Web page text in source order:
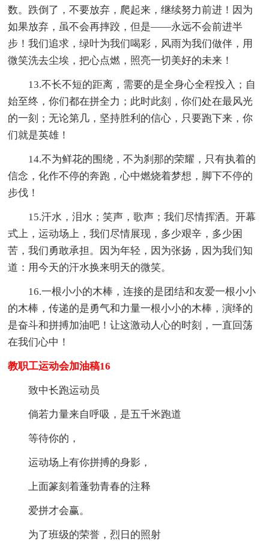
数。跌倒了，不要放弃，爬起来，继续努力前进！因为
如果放弃，虽不会再摔跤，但是——永远不会前进半
步！我们追求，绿叶为我们喝彩，风雨为我们做伴，用
微笑洗去尘埃，把心点燃，照亮一切美好的未来！
13.不长不短的距离，需要的是全身心全程投入；自
始至终，你们都在拼全力；此时此刻，你们处在最风光
的一刻；无论第几，坚持胜利的信心，只要跑下来，你
们就是英雄！
14.不为鲜花的围绕，不为刹那的荣耀，只有执着的
信念，化作不停的奔跑，心中燃烧着梦想，脚下不停的
步伐！
15.汗水，泪水；笑声，歌声；我们尽情挥洒。开幕
式上，运动场上，我们尽情展现，多少艰辛，多少困
苦，我们勇敢承担。因为年轻，因为张扬，因为我们知
道：用今天的汗水换来明天的微笑。
16.一根小小的木棒，连接的是团结和友爱一根小小
的木棒，传递的是勇气和力量一根小小的木棒，演绎的
是奋斗和拼搏加油吧！让这激动人心的时刻，一直回荡
在我们心中！
教职工运动会加油稿16
致中长跑运动员
倘若力量来自呼吸，是五千米跑道
等待你的，
运动场上有你拼搏的身影，
上面篆刻着蓬勃青春的注释
爱拼才会赢。
为了班级的荣誉，烈日的照射